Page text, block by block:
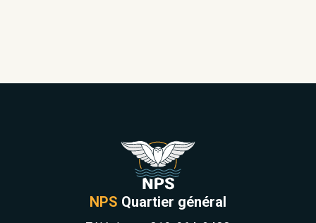
NPS Quartier général